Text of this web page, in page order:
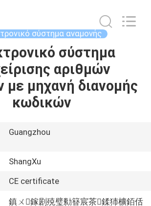
σύστημα αναμονής
σύστημα
αριθμών
με μηχανή διανομής
κωδικών
Guangzhou
ShangXu
CE certificate
鎮ㄨ鎵剧殑璧勬簮宸茶鍒犻櫎銆佸